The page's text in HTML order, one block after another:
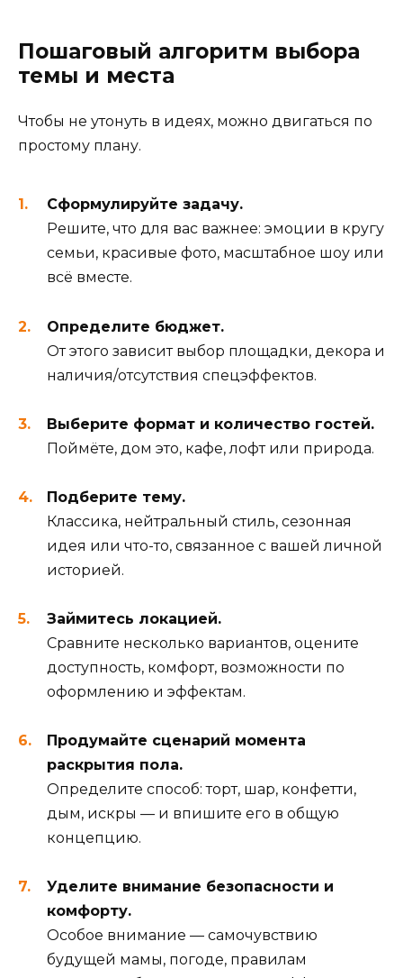
Пошаговый алгоритм выбора
темы и места
Чтобы не утонуть в идеях, можно двигаться по
простому плану.
Сформулируйте задачу.
Решите, что для вас важнее: эмоции в кругу
семьи, красивые фото, масштабное шоу или
всё вместе.
Определите бюджет.
От этого зависит выбор площадки, декора и
наличия/отсутствия спецэффектов.
Выберите формат и количество гостей.
Поймёте, дом это, кафе, лофт или природа.
Подберите тему.
Классика, нейтральный стиль, сезонная
идея или что-то, связанное с вашей личной
историей.
Займитесь локацией.
Сравните несколько вариантов, оцените
доступность, комфорт, возможности по
оформлению и эффектам.
Продумайте сценарий момента
раскрытия пола.
Определите способ: торт, шар, конфетти,
дым, искры — и впишите его в общую
концепцию.
Уделите внимание безопасности и
комфорту.
Особое внимание — самочувствию
будущей мамы, погоде, правилам